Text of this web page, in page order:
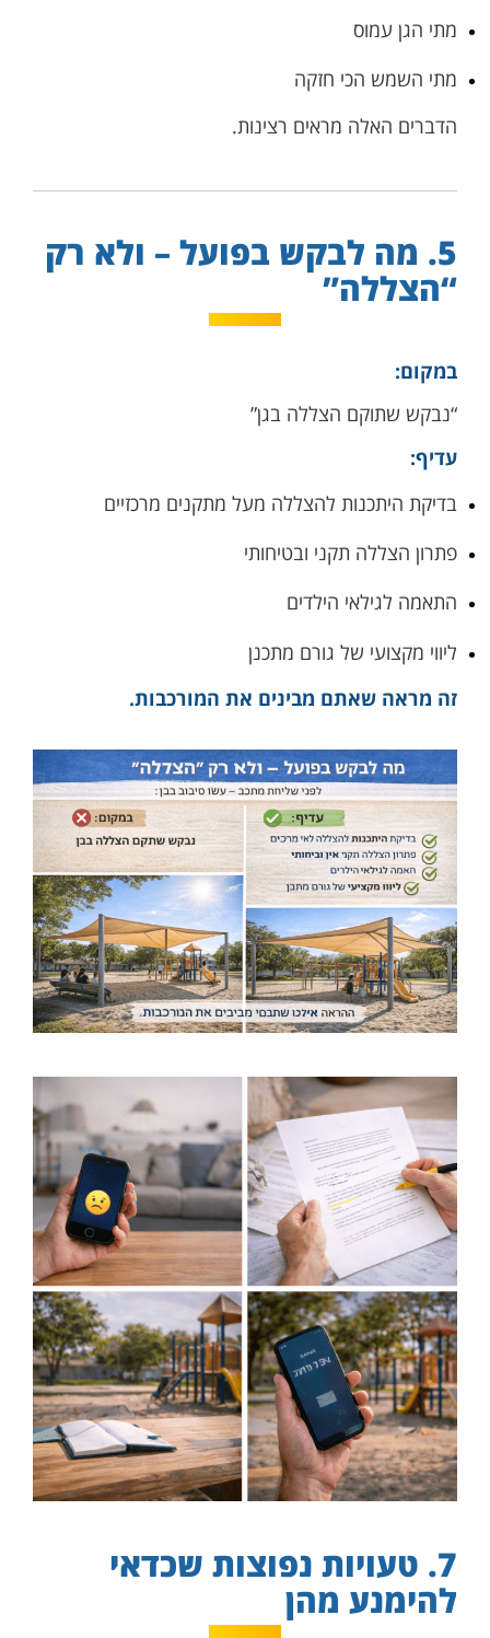
מתי הגן עמוס
מתי השמש הכי חזקה
הדברים האלה מראים רצינות.
5. מה לבקש בפועל – ולא רק
“הצללה”
במקום:
“נבקש שתוקם הצללה בגן”
עדיף:
בדיקת היתכנות להצללה מעל מתקנים מרכזיים
פתרון הצללה תקני ובטיחותי
התאמה לגילאי הילדים
ליווי מקצועי של גורם מתכנן
זה מראה שאתם מבינים את המורכבות.
7. טעויות נפוצות שכדאי
להימנע מהן